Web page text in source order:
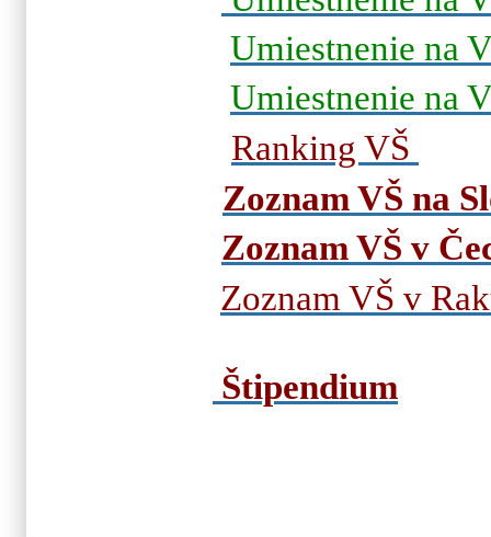
Umiestnenie na
Umiestnenie na
Ranking VŠ
Zoznam VŠ na
Zoznam VŠ v
Zoznam VŠ v
Štipendium